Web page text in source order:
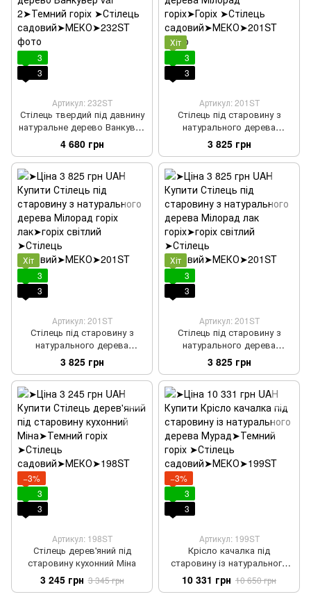
3
3
Артикул: 232ST
Стілець твердий під давнину
натуральне дерево Ванкувер
var 2
4 680 грн
Хіт
3
3
Артикул: 201ST
Стілець під старовину з
натурального дерева
Мілорад горіх
3 825 грн
Хіт
3
3
Артикул: 201ST
Стілець під старовину з
натурального дерева
Мілорад горіх лак
3 825 грн
Хіт
3
3
Артикул: 201ST
Стілець під старовину з
натурального дерева
Мілорад лак горіх
3 825 грн
−3%
3
3
Артикул: 198ST
Стілець дерев'яний під
старовину кухонний Міна
3 245 грн 3 345 грн
−3%
3
3
Артикул: 199ST
Крісло качалка під
старовину із натурального
дерева Мурад
10 331 грн 10 650 грн